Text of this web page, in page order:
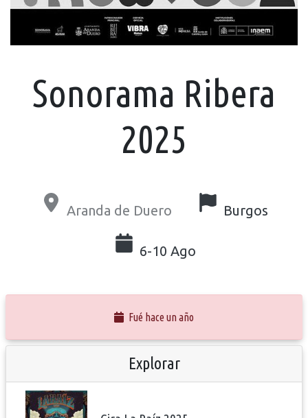
Sonorama Ribera
2025
Aranda de Duero Burgos
6-10 Ago
Fué hace un año
Explorar